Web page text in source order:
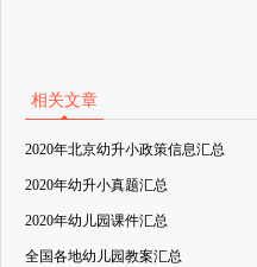
相关文章
2020年北京幼升小政策信息汇总
2020年幼升小真题汇总
2020年幼儿园课件汇总
全国各地幼儿园教案汇总